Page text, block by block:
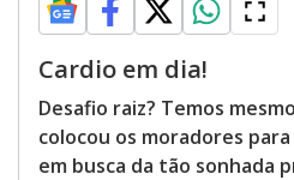
Cardio em dia!
Desafio raiz? Temos
colocou os moradores
em busca da tão sonhada